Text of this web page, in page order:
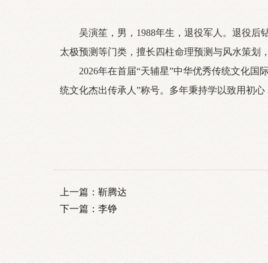
吴演笙，男，1988年生，退役军人。退役后
太极预测等门类，擅长四柱命理预测与风水策划
2026年在首届“天辅星”中华优秀传统文化国际
统文化杰出传承人”称号。多年秉持学以致用初
上一篇： 靳腾达
下一篇： 李铮